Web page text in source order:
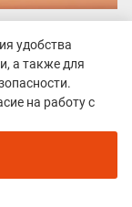
удобства
а также для
на работу с